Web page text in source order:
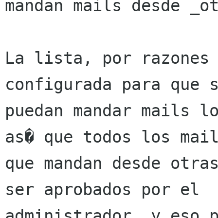
mandan mails desde
La lista, por razones
configurada para que
puedan mandar mails
as� que todos los
que mandan desde
ser aprobados por el